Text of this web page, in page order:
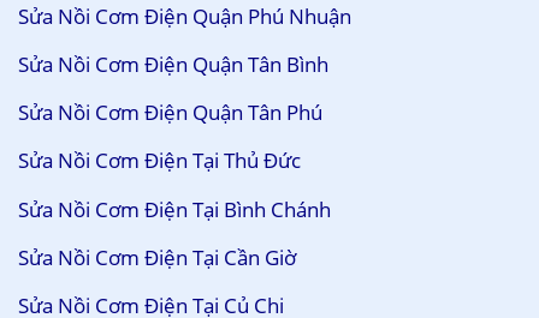
Sửa Nồi Cơm Điện Quận Phú Nhuận
Sửa Nồi Cơm Điện Quận Tân Bình
Sửa Nồi Cơm Điện Quận Tân Phú
Sửa Nồi Cơm Điện Tại Thủ Đức
Sửa Nồi Cơm Điện Tại Bình Chánh
Sửa Nồi Cơm Điện Tại Cần Giờ
Sửa Nồi Cơm Điện Tại Củ Chi